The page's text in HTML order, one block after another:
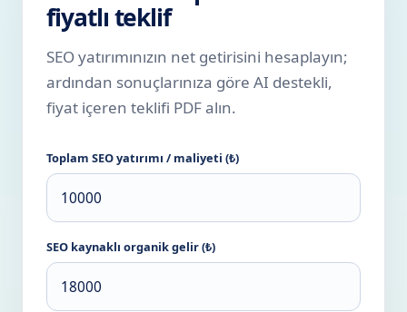
fiyatlı teklif
SEO yatırımınızın net getirisini hesaplayın;
ardından sonuçlarınıza göre AI destekli,
fiyat içeren teklifi PDF alın.
Toplam SEO yatırımı / maliyeti (₺)
SEO kaynaklı organik gelir (₺)